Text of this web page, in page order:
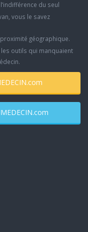
du seul
vous le savez
géographique.
outils qui manquaient